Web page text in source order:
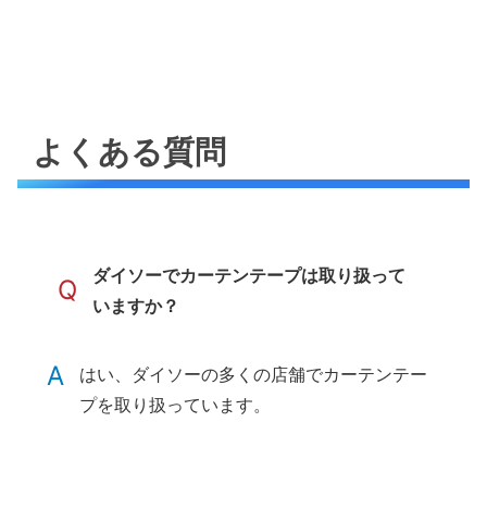
よくある質問
Q
ダイソーでカーテンテープは取り扱って
いますか？
A
はい、ダイソーの多くの店舗でカーテンテー
プを取り扱っています。